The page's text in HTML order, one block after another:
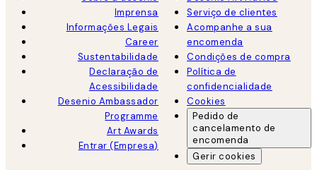
Imprensa
Informações Legais
Career
Sustentabilidade
Declaração de
Acessibilidade
Desenio Ambassador
Programme
Art Awards
Entrar (Empresa)
Serviço de clientes
Acompanhe a sua
encomenda
Condições de compra
Política de
confidencialidade
Cookies
Pedido de
cancelamento de
encomenda
Gerir cookies